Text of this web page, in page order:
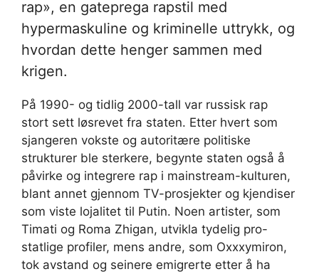
rap», en gateprega rapstil med
hypermaskuline og kriminelle uttrykk, og
hvordan dette henger sammen med
krigen.
På 1990- og tidlig 2000-tall var russisk rap
stort sett løsrevet fra staten. Etter hvert som
sjangeren vokste og autoritære politiske
strukturer ble sterkere, begynte staten også å
påvirke og integrere rap i mainstream-kulturen,
blant annet gjennom TV-prosjekter og kjendiser
som viste lojalitet til Putin. Noen artister, som
Timati og Roma Zhigan, utvikla tydelig pro-
statlige profiler, mens andre, som Oxxxymiron,
tok avstand og seinere emigrerte etter å ha